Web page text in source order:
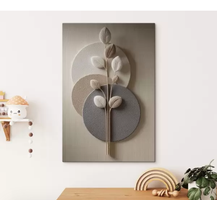
Яскраві, насичені кольори
Стійкість до вицвітання
Безпечне чорнило без запаху
Поверхня з текстурою полотна
Екологічний матеріал
Преміум
Від363
Яскраві, насичені кольори
Стійкість до вицвітання
Безпечне чорнило без запаху
Поверхня з текстурою полотна